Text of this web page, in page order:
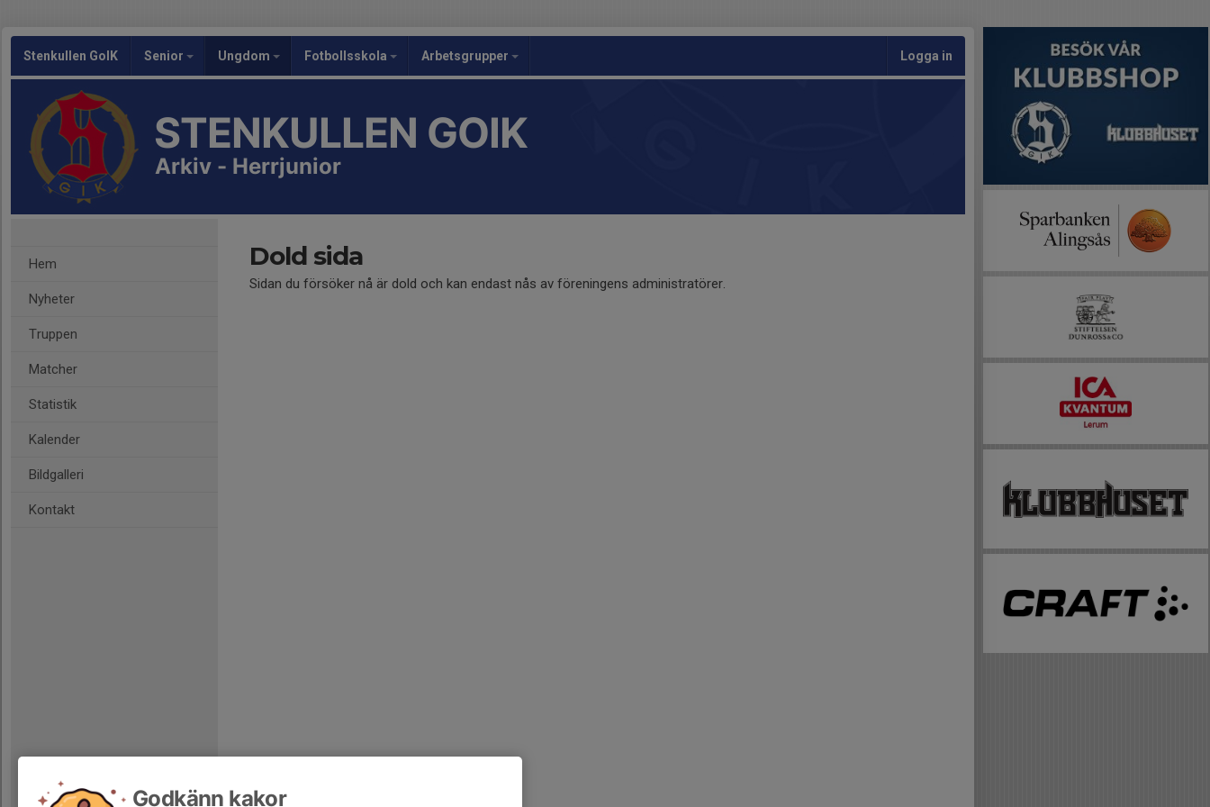
Stenkullen GoIK Senior Ungdom Fotbollsskola Arbetsgrupper Logga in
STENKULLEN GOIK
Arkiv - Herrjunior
Hem
Nyheter
Truppen
Matcher
Statistik
Kalender
Bildgalleri
Kontakt
Dold sida
Sidan du försöker nå är dold och kan endast nås av föreningens administratörer.
Godkänn kakor